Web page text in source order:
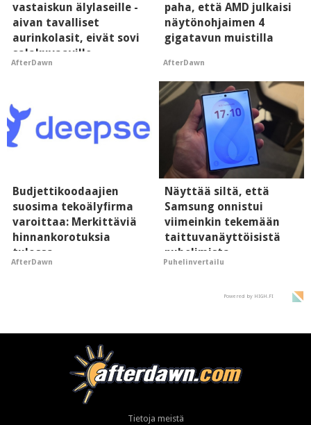
vastaiskun älylaseille -
aivan tavalliset
aurinkolasit, eivät sovi
salakuvaaville
hyypiöille
AfterDawn
paha, että AMD julkaisi
näytönohjaimen 4
gigatavun muistilla
AfterDawn
Budjettikoodaajien
suosima tekoälyfirma
varoittaa: Merkittäviä
hinnankorotuksia
tulossa
AfterDawn
Näyttää siltä, että
Samsung onnistui
viimeinkin tekemään
taittuvanäyttöisistä
puhelimista
supersuosittuja
Puhelinvertailu
Powered by HIGH.FI
Tietoja meistä